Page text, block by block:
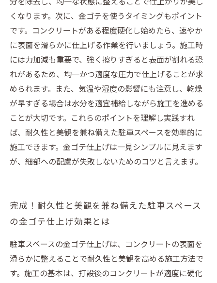
くなります。次に、金ゴテを使うタイミングもポイント
です。コンクリートがある程度硬化し始めたら、速やか
に表面を滑らかに仕上げる作業を行いましょう。施工時
には力加減も重要で、強く擦りすぎると表面が割れる恐
れがあるため、均一かつ適度な圧力で仕上げることが求
められます。また、気温や湿度の影響にも注意し、乾燥
が早すぎる場合は水分を適宜補給しながら施工を進める
ことが大切です。これらのポイントを理解し実践すれ
ば、耐久性と美観を兼ね備えた駐車スペースを効率的に
施工できます。金ゴテ仕上げは一見シンプルに見えます
が、細部への配慮が失敗しないためのコツと言えます。
完成！耐久性と美観を兼ね備えた駐車スペース
の金ゴテ仕上げ効果とは
駐車スペースの金ゴテ仕上げは、コンクリートの表面を
滑らかに整えることで耐久性と美観を高める施工方法で
す。施工の基本は、打設後のコンクリートが適度に硬化